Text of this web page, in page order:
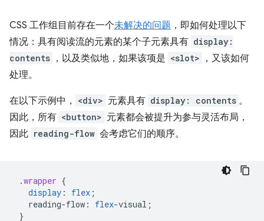
CSS 工作组目前存在一个未解决的问题 ，即如何处理以下
情况：具有阅读流的元素的某个子元素具有 display:
contents ，以及类似地，如果该项是 <slot>
，又该如何
处理。
在以下示例中， <div> 元素具有 display: contents 。
因此，所有 <button> 元素都会被提升为参与灵活布局，
因此 reading-flow 会考虑它们的顺序。
.wrapper {
display : flex ;
reading-flow : flex-visual ;
}